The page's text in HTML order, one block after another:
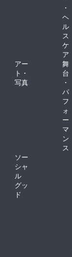
・
ヘ
ル
ス
ケ
ア
アー
ト・
写真
舞
台
・
パ
フ
ォ
ー
マ
ン
ス
ソー
シャ
ル
グッ
ド